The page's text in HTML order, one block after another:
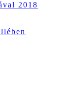
2018